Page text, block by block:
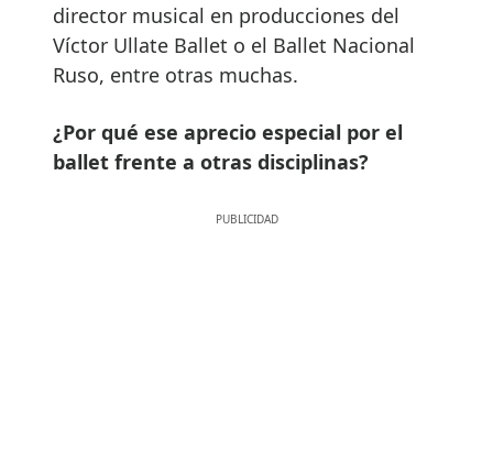
director musical en producciones del
Víctor Ullate Ballet o el Ballet Nacional
Ruso, entre otras muchas.
¿Por qué ese aprecio especial por el
ballet frente a otras disciplinas?